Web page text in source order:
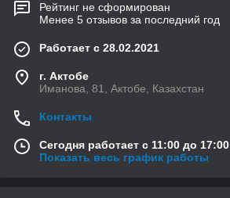
Рейтинг не сформирован
Менее 5 отзывов за последний год
Работает с 28.02.2021
г. Актобе
Иманова, 81, Актобе, Казахстан
Контакты
Сегодня работает с 11:00 до 17:00
Показать весь график работы